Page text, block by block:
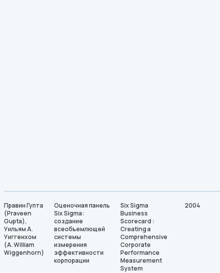
Правин Гупта
(Praveen
Gupta),
Уильям А.
Уиггенхом
(A. William
Wiggenhorn)
Оценочная панель
Six Sigma:
создание
всеобъемлющей
системы
измерения
эффективности
корпорации
Six Sigma
Business
Scorecard :
Creating a
Comprehensive
Corporate
Performance
Measurement
System
2004